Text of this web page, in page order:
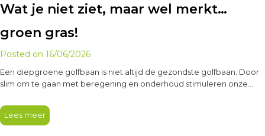
Wat je niet ziet, maar wel merkt…
groen gras!
Posted on 16/06/2026
Een diepgroene golfbaan is niet altijd de gezondste golfbaan. Door
slim om te gaan met beregening en onderhoud stimuleren onze…
Lees meer